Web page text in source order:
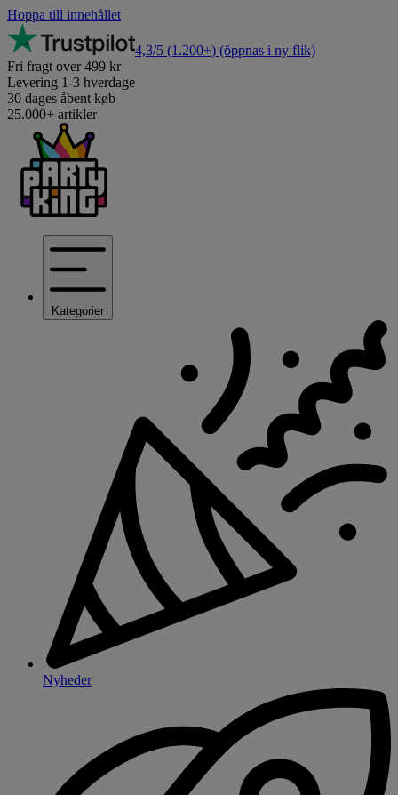
Hoppa till innehållet
4,3/5 (1.200+) (öppnas i ny flik)
Fri fragt over 499 kr
Levering 1-3 hverdage
30 dages åbent køb
25.000+ artikler
Kategorier
Nyheder